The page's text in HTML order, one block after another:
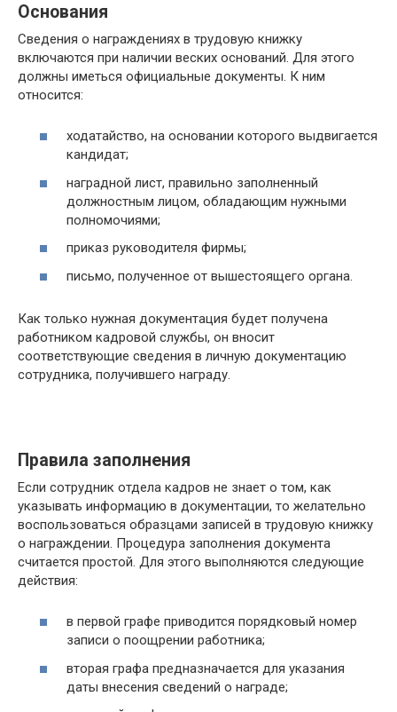
Основания
Сведения о награждениях в трудовую книжку
включаются при наличии веских оснований. Для этого
должны иметься официальные документы. К ним
относится:
ходатайство, на основании которого выдвигается
кандидат;
наградной лист, правильно заполненный
должностным лицом, обладающим нужными
полномочиями;
приказ руководителя фирмы;
письмо, полученное от вышестоящего органа.
Как только нужная документация будет получена
работником кадровой службы, он вносит
соответствующие сведения в личную документацию
сотрудника, получившего награду.
Правила заполнения
Если сотрудник отдела кадров не знает о том, как
указывать информацию в документации, то желательно
воспользоваться образцами записей в трудовую книжку
о награждении. Процедура заполнения документа
считается простой. Для этого выполняются следующие
действия:
в первой графе приводится порядковый номер
записи о поощрении работника;
вторая графа предназначается для указания
даты внесения сведений о награде;